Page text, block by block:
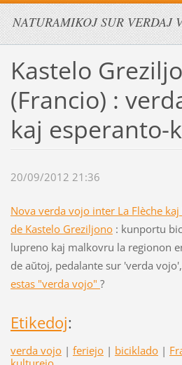
NATURAMIKOJ SUR VERDAJ
Kastelo
(Francio) :
kaj esperanto-
20/09/2012 21:36
Nova verda vojo inter La Flèche
de Kastelo Greziljono: kunportu
lupreno kaj malkovru la regionon
de aŭtoj, pedalante sur 'verda
estas "verda vojo" ?
Etikedoj:
verda vojo | feriejo | biciklado |